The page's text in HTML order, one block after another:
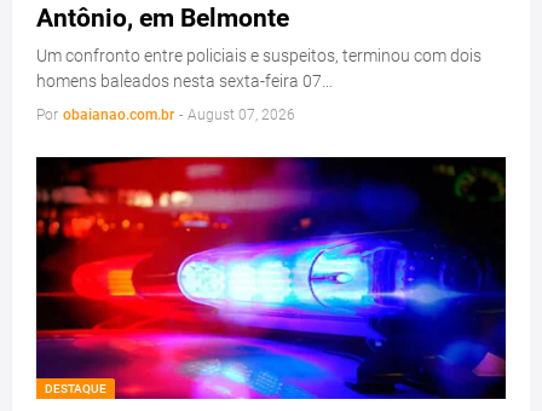
Antônio, em Belmonte
Um confronto entre policiais e suspeitos, terminou com dois
homens baleados nesta sexta-feira 07…
Por obaianao.com.br - August 07, 2026
DESTAQUE